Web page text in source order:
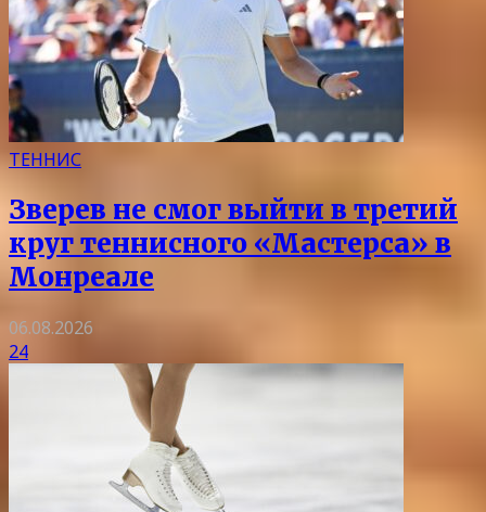
ТЕННИС
Зверев не смог выйти в третий
круг теннисного «Мастерса» в
Монреале
06.08.2026
24